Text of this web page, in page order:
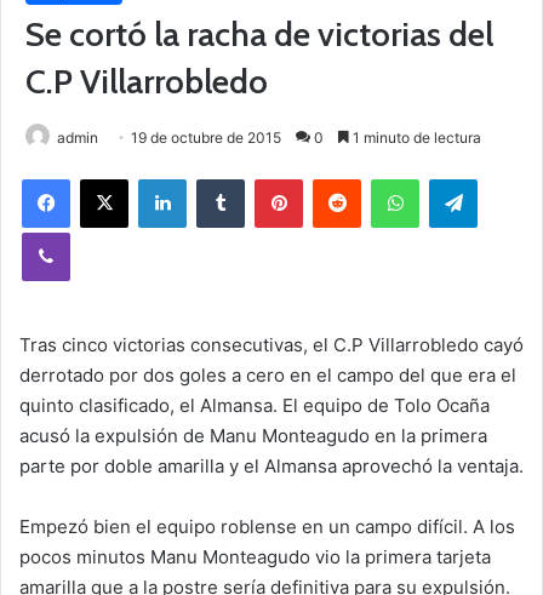
Se cortó la racha de victorias del
C.P Villarrobledo
admin 19 de octubre de 2015 0 1 minuto de lectura
Tras cinco victorias consecutivas, el C.P Villarrobledo cayó
derrotado por dos goles a cero en el campo del que era el
quinto clasificado, el Almansa. El equipo de Tolo Ocaña
acusó la expulsión de Manu Monteagudo en la primera
parte por doble amarilla y el Almansa aprovechó la ventaja.
Empezó bien el equipo roblense en un campo difícil. A los
pocos minutos Manu Monteagudo vio la primera tarjeta
amarilla que a la postre sería definitiva para su expulsión.